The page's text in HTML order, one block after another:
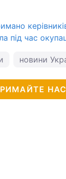
під час
новини
НАС